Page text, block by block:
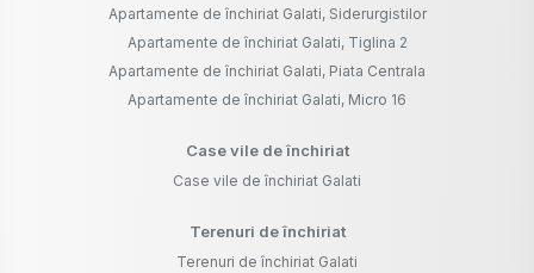
Apartamente de închiriat Galati, Siderurgistilor
Apartamente de închiriat Galati, Tiglina 2
Apartamente de închiriat Galati, Piata Centrala
Apartamente de închiriat Galati, Micro 16
Case vile de închiriat
Case vile de închiriat Galati
Terenuri de închiriat
Terenuri de închiriat Galati